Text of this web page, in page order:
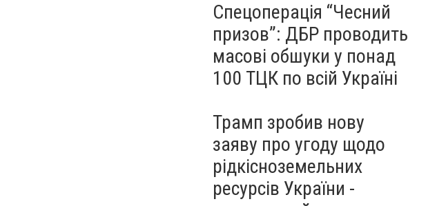
Спецоперація “Чесний
призов”: ДБР проводить
масові обшуки у понад
100 ТЦК по всій Україні
Трамп зробив нову
заяву про угоду щодо
рідкісноземельних
ресурсів України -